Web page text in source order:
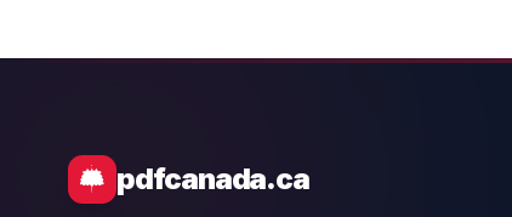
pdfcanada.ca